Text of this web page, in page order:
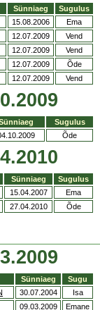
Sünniaeg
Sugulus
15.08.2006
Ema
12.07.2009
Vend
12.07.2009
Vend
12.07.2009
Õde
12.07.2009 Vend
Sugulus
Õde
Sünniaeg
Sugulus
15.04.2007
Ema
27.04.2010 Õde
Sünniaeg
Sugu
30.07.2004
Isa
09.03.2009
Emane